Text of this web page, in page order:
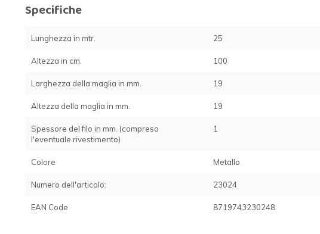
Specifiche
Lunghezza in mtr. 25
Altezza in cm. 100
Larghezza della maglia in mm. 19
Altezza della maglia in mm. 19
Spessore del filo in mm. (compreso
l'eventuale rivestimento)
1
Colore Metallo
Numero dell'articolo: 23024
EAN Code 8719743230248